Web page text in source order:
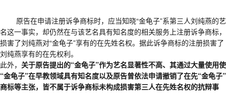
原告在申请注册诉争商标时，应当知晓“金龟子”系第三人刘纯燕的艺
名这一事实，却仍然在与该艺名具有知名度的相关服务上注册诉争商标，
损害了刘纯燕对“金龟子”享有的在先姓名权。据此诉争商标的注册损害了
刘纯燕享有的在先权利。
此外， 关于原告提出的“金龟子”作为艺名显著性不高、其通过大量使用使
“金龟子”在早教领域具有知名度以及原告曾依法申请撤销了在先“金龟子”
商标等主张，皆不属于诉争商标未构成损害第三人在先姓名权的抗辩事